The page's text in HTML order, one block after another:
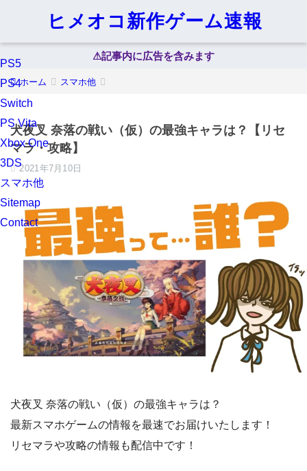
ヒメオコ新作ゲーム速報
PS5
PS4
Switch
PS Vita
Xbox One
3DS
スマホ他
Sitemap
Contact
⚠︎記事内に広告を含みます
ホーム スマホ他
犬夜叉 奈落の戦い（仮）の最強キャラは？【リセ
マラ・攻略】
2021年7月10日
犬夜叉 奈落の戦い（仮）の最強キャラは？
最新スマホゲームの情報を最速でお届けいたします！
リセマラや攻略の情報も配信中です！